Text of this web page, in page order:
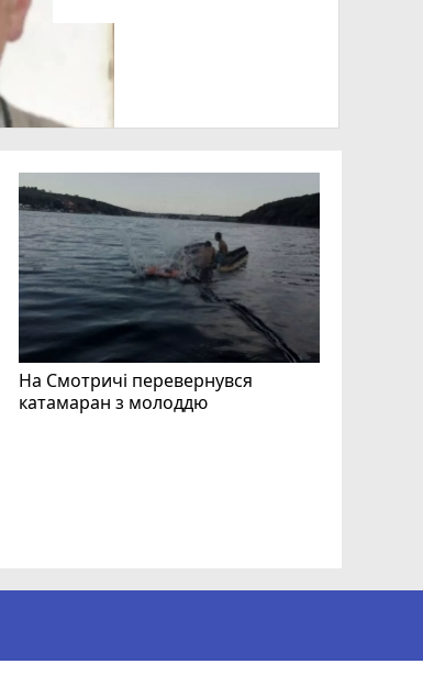
На Смотричі перевернувся
катамаран з молоддю